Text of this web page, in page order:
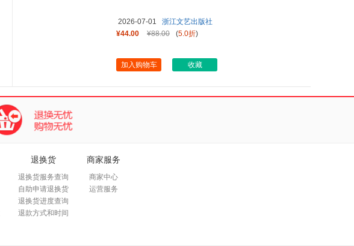
2026-07-01
浙江文艺出版社
¥44.00
¥88.00 (5.0折)
加入购物车 收藏
退换货
退换货服务查询
自助申请退换货
退换货进度查询
退款方式和时间
商家服务
商家中心
运营服务